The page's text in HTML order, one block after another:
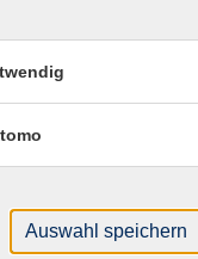
Sprachen
Beruf
Auswahl speichern